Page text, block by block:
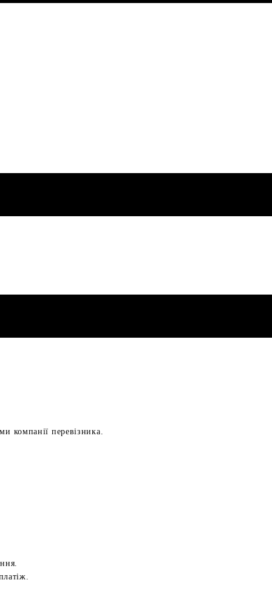
компанії перевізника.